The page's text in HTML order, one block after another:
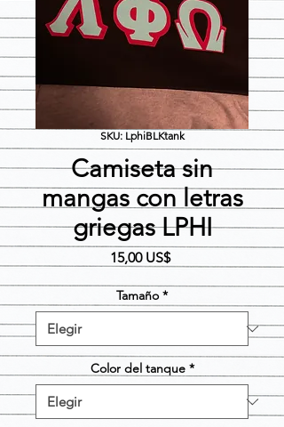
SKU: LphiBLKtank
Camiseta sin
mangas con letras
griegas LPHI
15,00 US$Precio
Tamaño *
Color del tanque *